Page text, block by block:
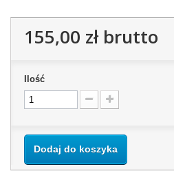
155,00 złbrutto
Ilość
Dodaj do koszyka